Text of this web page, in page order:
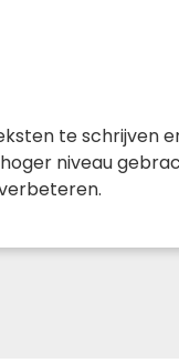
te schrijven
niveau